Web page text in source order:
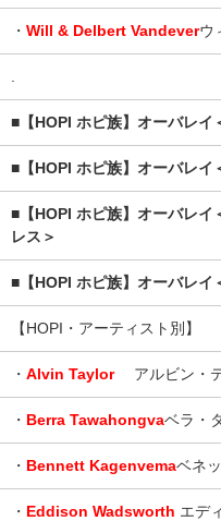
・ Will & Delbert Vandeverウ
■【HOPI ホピ族】オーバレイ
■【HOPI ホピ族】オーバレイ
■【HOPI ホピ族】オーバレイ
レス＞
■【HOPI ホピ族】オーバレイ
【HOPI・アーティスト別】
・ Alvin Taylor アルビン・
・ Berra Tawahongvaベラ・
・ Bennett Kagenvemaベネ
・ Eddison Wadsworth エデ